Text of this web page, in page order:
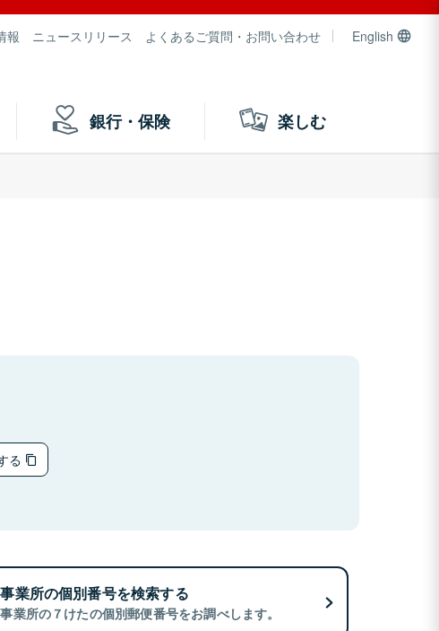
報 ニュースリリース よくあるご質問・お問い合わせ English
銀行・保険 楽しむ
る
事業所の個別番号を検索する
事業所の７けたの個別郵便番号をお調べします。